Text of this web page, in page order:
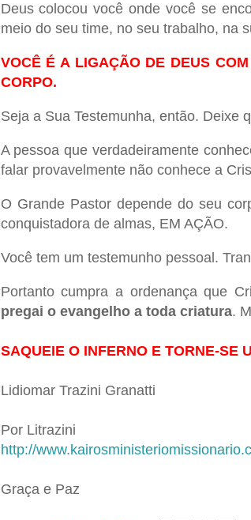
Deus colocou você onde você se
meio do seu time, no seu trabalho, na
VOCÊ É A LIGAÇÃO DE DEUS
CORPO.
Seja a Sua Testemunha, então. Deixe
A pessoa que verdadeiramente
falar provavelmente não conhece a
O Grande Pastor depende do seu
conquistadora de almas, EM AÇÃO.
Você tem um testemunho pessoal.
Portanto cumpra a ordenança que
pregai o evangelho a toda criatura.
SAQUEIE O INFERNO E TORNE-SE
Lidiomar Trazini Granatti
Por Litrazini
http://
Graça e Paz